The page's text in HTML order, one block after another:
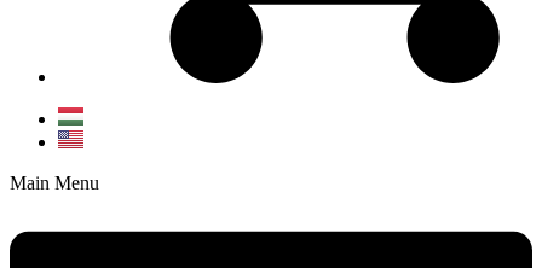
Main Menu